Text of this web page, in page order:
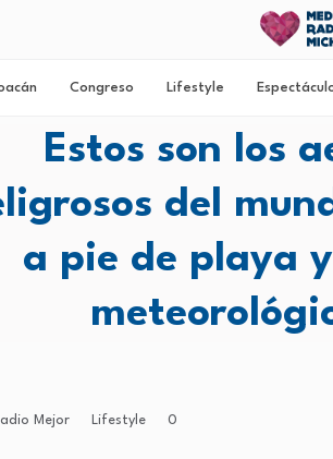
Congreso Lifestyle
Estos son los
del
a pie de playa
Mejor Lifestyle 0